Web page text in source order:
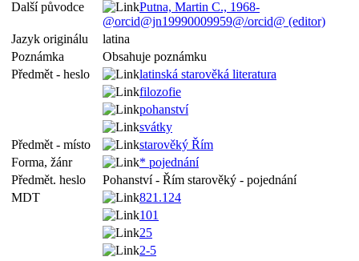
Další původce
Putna, Martin C., 1968-
@orcid@jn19990009959@/orcid@ (editor)
Jazyk originálu
latina
Poznámka
Obsahuje poznámku
Předmět - heslo
latinská starověká literatura
filozofie
pohanství
svátky
Předmět - místo
starověký Řím
Forma, žánr
* pojednání
Předmět. heslo
Pohanství - Řím starověký - pojednání
MDT
821.124
101
25
2-5